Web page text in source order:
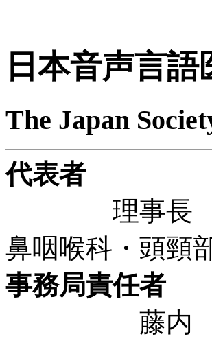
日本音声言語
The Japan
代表者
理事長 梅
鼻咽喉科・頭頸
事務局責任者
藤内